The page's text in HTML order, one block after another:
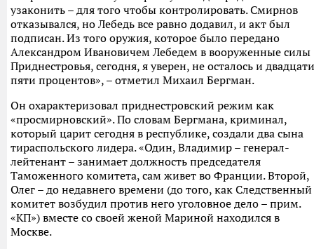
узаконить – для того чтобы контролировать. Смирнов
отказывался, но Лебедь все равно додавил, и акт был
подписан. Из того оружия, которое было передано
Александром Ивановичем Лебедем в вооруженные силы
Приднестровья, сегодня, я уверен, не осталось и двадцати
пяти процентов», – отметил Михаил Бергман.
Он охарактеризовал приднестровский режим как
«просмирновский». По словам Бергмана, криминал,
который царит сегодня в республике, создали два сына
тираспольского лидера. «Один, Владимир – генерал-
лейтенант – занимает должность председателя
Таможенного комитета, сам живет во Франции. Второй,
Олег – до недавнего времени (до того, как Следственный
комитет возбудил против него уголовное дело – прим.
«КП») вместе со своей женой Мариной находился в
Москве.